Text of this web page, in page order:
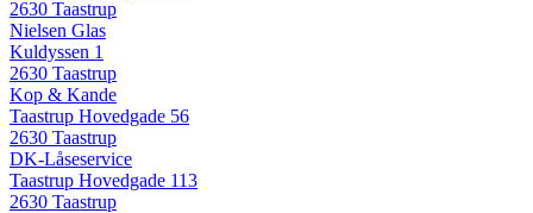
2630 Taastrup
Nielsen Glas
Kuldyssen 1
2630 Taastrup
Kop & Kande
Taastrup Hovedgade 56
2630 Taastrup
DK-Låseservice
Taastrup Hovedgade 113
2630 Taastrup